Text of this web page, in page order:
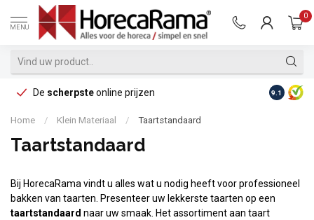
MENU
0
De scherpsteonline prijzen Op
9.1
Home / Klein Materiaal / Taartstandaard
Taartstandaard
Bij HorecaRama vindt u alles wat u nodig heeft voor professioneel
bakken van taarten. Presenteer uw lekkerste taarten op een
taartstandaard naar uw smaak. Het assortiment aan taart